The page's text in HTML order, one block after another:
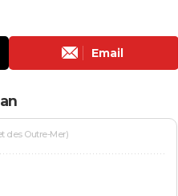
Email
des Outre-Mer)